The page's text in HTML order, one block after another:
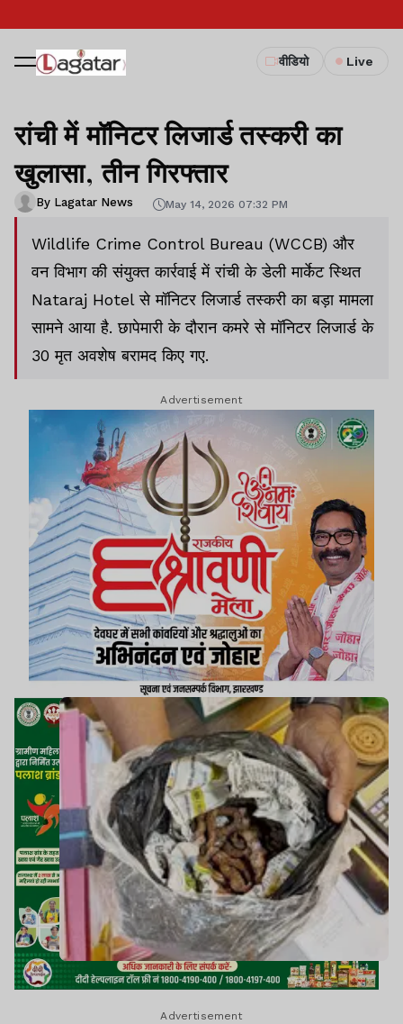
वीडियो Live
रांची में मॉनिटर लिजार्ड तस्करी का
खुलासा, तीन गिरफ्तार
By Lagatar News May 14, 2026 07:32 PM
Wildlife Crime Control Bureau (WCCB) और
वन विभाग की संयुक्त कार्रवाई में रांची के डेली मार्केट स्थित
Nataraj Hotel से मॉनिटर लिजार्ड तस्करी का बड़ा मामला
सामने आया है. छापेमारी के दौरान कमरे से मॉनिटर लिजार्ड के
30 मृत अवशेष बरामद किए गए.
Advertisement
Advertisement